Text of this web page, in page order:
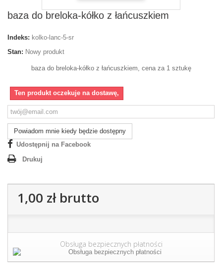
baza do breloka-kółko z łańcuszkiem
Indeks: kolko-lanc-5-sr
Stan: Nowy produkt
baza do breloka-kółko z łańcuszkiem, cena za 1 sztukę
Ten produkt oczekuje na dostawę,
Powiadom mnie kiedy będzie dostępny
Udostępnij na Facebook
Drukuj
1,00 złbrutto
Obsługa bezpiecznych płatności